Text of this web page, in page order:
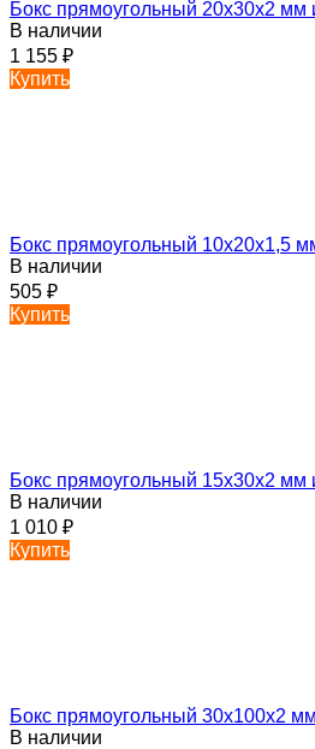
Бокс прямоугольный 20х30х2
В наличии
1 155 ₽
Купить
Бокс прямоугольный 10х20х1,5
В наличии
505 ₽
Купить
Бокс прямоугольный 15х30х2
В наличии
1 010 ₽
Купить
Бокс прямоугольный 30х100х2
В наличии